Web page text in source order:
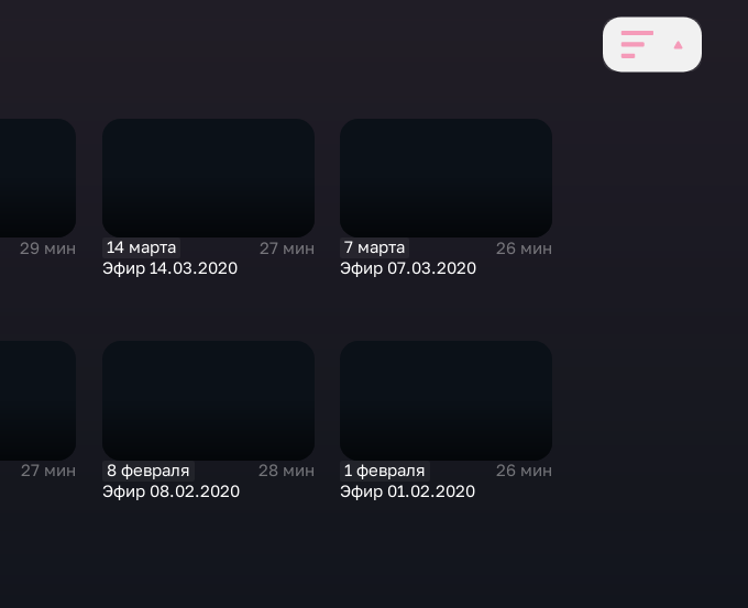
29 мин
14 марта
27 мин
Эфир 14.03.2020
7 марта
26 мин
Эфир 07.03.2020
27 мин
8 февраля
28 мин
Эфир 08.02.2020
1 февраля
26 мин
Эфир 01.02.2020